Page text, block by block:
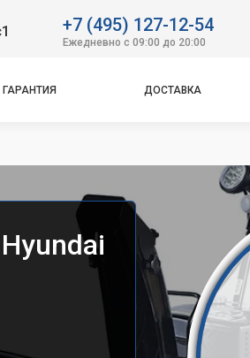
+7 (495) 127-12-54
Ежедневно с 09:00 до 20:00
ГАРАНТИЯ ДОСТАВКА